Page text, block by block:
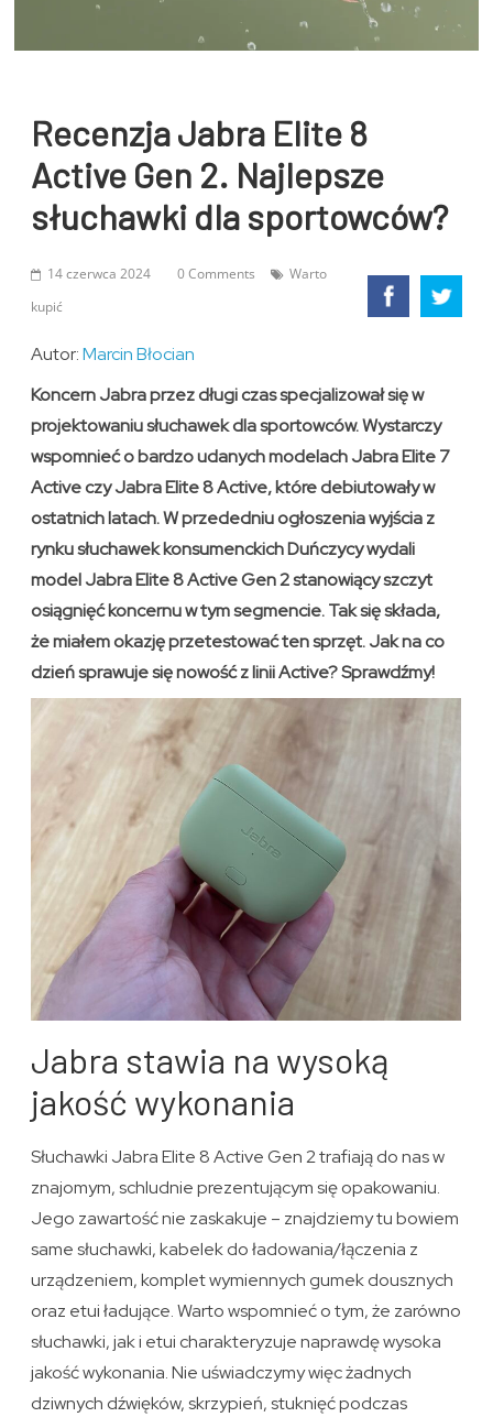
Recenzja Jabra Elite 8
Active Gen 2. Najlepsze
słuchawki dla sportowców?
14 czerwca 2024 0 Comments
Warto
kupić
Autor:Marcin Błocian
Koncern Jabra przez długi czas specjalizował się w
projektowaniu słuchawek dla sportowców. Wystarczy
wspomnieć o bardzo udanych modelach Jabra Elite 7
Active czy Jabra Elite 8 Active, które debiutowały w
ostatnich latach. W przededniu ogłoszenia wyjścia z
rynku słuchawek konsumenckich Duńczycy wydali
model Jabra Elite 8 Active Gen 2 stanowiący szczyt
osiągnięć koncernu w tym segmencie. Tak się składa,
że miałem okazję przetestować ten sprzęt. Jak na co
dzień sprawuje się nowość z linii Active? Sprawdźmy!
Jabra stawia na wysoką
jakość wykonania
Słuchawki Jabra Elite 8 Active Gen 2 trafiają do nas w
znajomym, schludnie prezentującym się opakowaniu.
Jego zawartość nie zaskakuje – znajdziemy tu bowiem
same słuchawki, kabelek do ładowania/łączenia z
urządzeniem, komplet wymiennych gumek dousznych
oraz etui ładujące. Warto wspomnieć o tym, że zarówno
słuchawki, jak i etui charakteryzuje naprawdę wysoka
jakość wykonania. Nie uświadczymy więc żadnych
dziwnych dźwięków, skrzypień, stuknięć podczas